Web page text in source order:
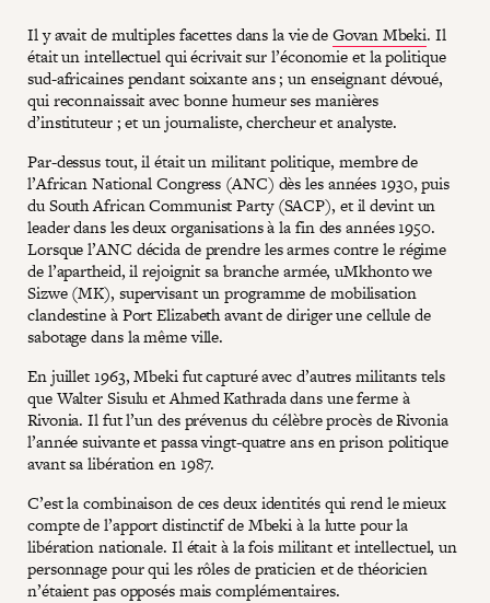
Il y avait de multiples facettes dans la vie deGovan Mbeki. Il
était un intellectuel qui écrivait sur l’économie et la politique
sud-africaines pendant soixante ans ; un enseignant dévoué,
qui reconnaissait avec bonne humeur ses manières
d’instituteur ; et un journaliste, chercheur et analyste.
Par-dessus tout, il était un militant politique, membre de
l’African National Congress (ANC) dès les années 1930, puis
du South African Communist Party (SACP), et il devint un
leader dans les deux organisations à la fin des années 1950.
Lorsque l’ANC décida de prendre les armes contre le régime
de l’apartheid, il rejoignit sa branche armée, uMkhonto we
Sizwe (MK), supervisant un programme de mobilisation
clandestine à Port Elizabeth avant de diriger une cellule de
sabotage dans la même ville.
En juillet 1963, Mbeki fut capturé avec d’autres militants tels
que Walter Sisulu et Ahmed Kathrada dans une ferme à
Rivonia. Il fut l’un des prévenus du célèbre procès de Rivonia
l’année suivante et passa vingt-quatre ans en prison politique
avant sa libération en 1987.
C’est la combinaison de ces deux identités qui rend le mieux
compte de l’apport distinctif de Mbeki à la lutte pour la
libération nationale. Il était à la fois militant et intellectuel, un
personnage pour qui les rôles de praticien et de théoricien
n’étaient pas opposés mais complémentaires.